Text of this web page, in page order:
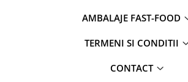
AMBALAJE FAST-FOOD
TERMENI SI CONDITII
CONTACT